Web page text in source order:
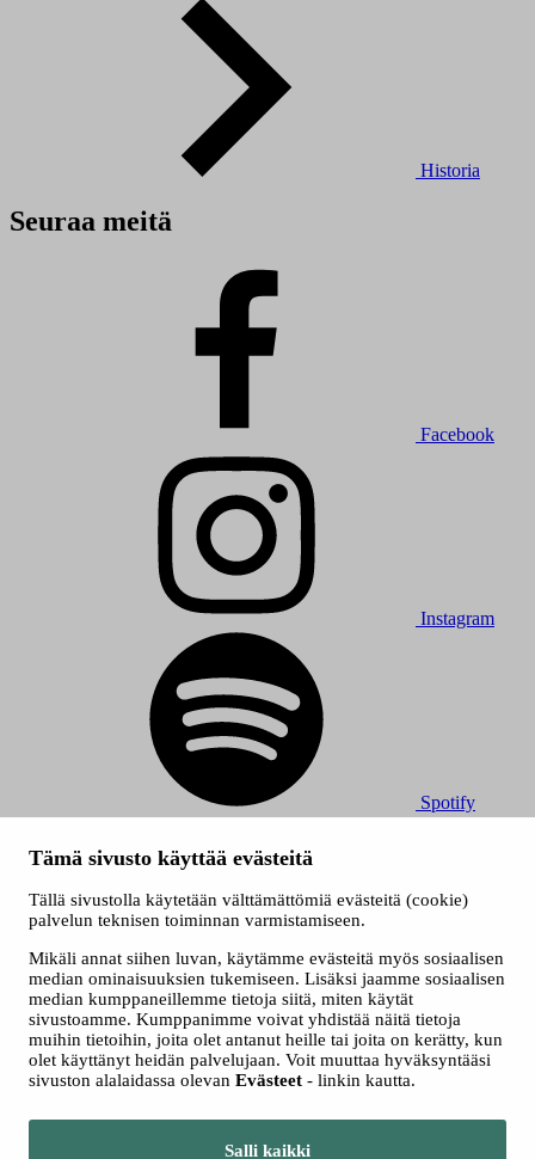
Tämä sivusto käyttää evästeitä
Tällä sivustolla käytetään välttämättömiä evästeitä (cookie)
palvelun teknisen toiminnan varmistamiseen.
Mikäli annat siihen luvan, käytämme evästeitä myös sosiaalisen
median ominaisuuksien tukemiseen. Lisäksi jaamme sosiaalisen
median kumppaneillemme tietoja siitä, miten käytät
sivustoamme. Kumppanimme voivat yhdistää näitä tietoja
muihin tietoihin, joita olet antanut heille tai joita on kerätty, kun
olet käyttänyt heidän palvelujaan. Voit muuttaa hyväksyntääsi
sivuston alalaidassa olevan Evästeet - linkin kautta.
Salli kaikki
Historia
Seuraa meitä
Facebook
Instagram
Spotify
Kaikki oikeudet muutoksiin pidätetään.
Saavutettavuusseloste
Tietosuojaselosteet